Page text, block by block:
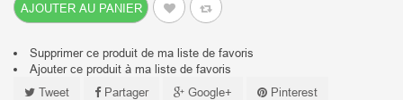
AJOUTER AU PANIER
Supprimer ce produit de ma liste de favoris
Ajouter ce produit à ma liste de favoris
Tweet
Partager Google+ Pinterest